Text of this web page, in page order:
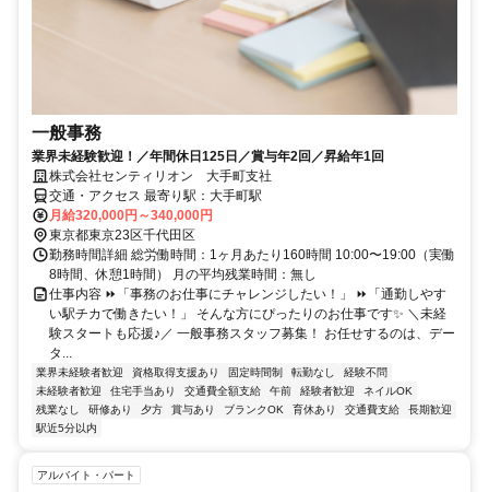
一般事務
業界未経験歓迎！／年間休日125日／賞与年2回／昇給年1回
株式会社センティリオン 大手町支社
交通・アクセス 最寄り駅：大手町駅
月給320,000円～340,000円
東京都東京23区千代田区
勤務時間詳細 総労働時間：1ヶ月あたり160時間 10:00〜19:00（実働
8時間、休憩1時間） 月の平均残業時間：無し
仕事内容 ⏩「事務のお仕事にチャレンジしたい！」 ⏩「通勤しやす
い駅チカで働きたい！」 そんな方にぴったりのお仕事です✨ ＼未経
験スタートも応援♪／ 一般事務スタッフ募集！ お任せするのは、デー
タ...
業界未経験者歓迎 資格取得支援あり 固定時間制 転勤なし
経験不問
未経験者歓迎
住宅手当あり 交通費全額支給 午前 経験者歓迎
ネイルOK
残業なし
研修あり 夕方 賞与あり ブランクOK 育休あり 交通費支給
長期歓迎
駅近5分以内
アルバイト・パート